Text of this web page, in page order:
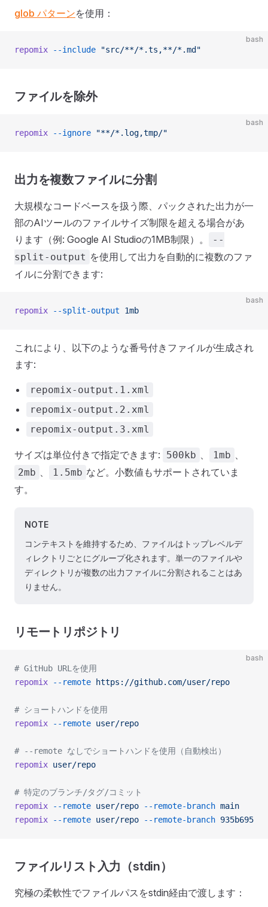
glob パターンを使用：
bash
repomix --include "src/**/*.ts,**/*.md"
ファイルを除外
bash
repomix --ignore "**/*.log,tmp/"
出力を複数ファイルに分割
大規模なコードベースを扱う際、パックされた出力が一
部のAIツールのファイルサイズ制限を超える場合があ
ります（例: Google AI Studioの1MB制限）。
--
split-output を使用して出力を自動的に複数のファ
イルに分割できます:
bash
repomix --split-output 1mb
これにより、以下のような番号付きファイルが生成され
ます:
repomix-output.1.xml
repomix-output.2.xml
repomix-output.3.xml
サイズは単位付きで指定できます: 500kb 、 1mb 、
2mb 、 1.5mb など。小数値もサポートされていま
す。
NOTE
コンテキストを維持するため、ファイルはトップレベルデ
ィレクトリごとにグループ化されます。単一のファイルや
ディレクトリが複数の出力ファイルに分割されることはあ
りません。
リモートリポジトリ
bash
# GitHub URLを使用
repomix --remote https://github.com/user/repo
# ショートハンドを使用
repomix --remote user/repo
# --remote なしでショートハンドを使用（自動検出）
repomix user/repo
# 特定のブランチ/タグ/コミット
repomix --remote user/repo --remote-branch main
repomix --remote user/repo --remote-branch 935b695
ファイルリスト入力（stdin）
究極の柔軟性でファイルパスをstdin経由で渡します：